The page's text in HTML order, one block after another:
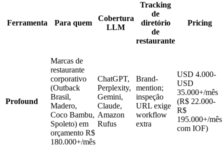
Ferramenta Para quem
Cobertura
LLM
Tracking
de
diretório
de
restaurante
Pricing
Profound
Marcas de
restaurante
corporativo
(Outback
Brasil,
Madero,
Coco Bambu,
Spoleto) em
orçamento R$
180.000+/mês
ChatGPT,
Perplexity,
Gemini,
Claude,
Amazon
Rufus
Brand-
mention;
inspeção
URL exige
workflow
extra
USD 4.000-
USD
35.000+/mês
(R$ 22.000-
R$
195.000+/mês
com IOF)